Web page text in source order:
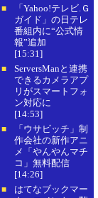
■
「Yahoo!テレビ.Ｇ
ガイド」の日テレ
番組内に“公式情
報”追加
[15:31]
■
ServersManと連携
できるカメラアプ
リがスマートフォ
ン対応に
[14:53]
■
「ウサビッチ」制
作会社の新作アニ
メ「やんやんマチ
コ」無料配信
[14:26]
■
はてなブックマー